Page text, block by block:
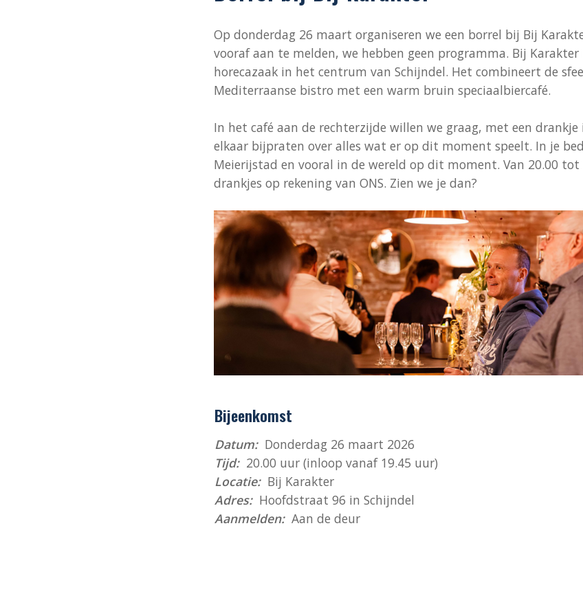
Op donderdag 26 maart organiseren we een borrel bij Bij
vooraf aan te melden, we hebben geen programma. Bij Karakter
horecazaak in het centrum van Schijndel. Het combineert de
Mediterraanse bistro met een warm bruin speciaalbiercafé.
In het café aan de rechterzijde willen we graag, met een
elkaar bijpraten over alles wat er op dit moment speelt. In je
Meierijstad en vooral in de wereld op dit moment. Van 20.00 tot
drankjes op rekening van ONS. Zien we je dan?
Bijeenkomst
Datum:Donderdag 26 maart 2026
Tijd:20.00 uur (inloop vanaf 19.45 uur)
Locatie:Bij Karakter
Adres:Hoofdstraat 96 in Schijndel
Aanmelden:Aan de deur